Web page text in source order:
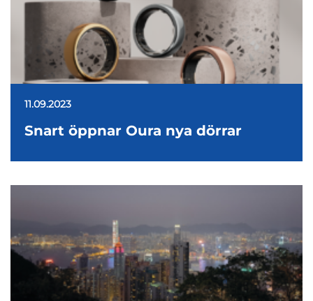
11.09.2023
Snart öppnar Oura nya dörrar